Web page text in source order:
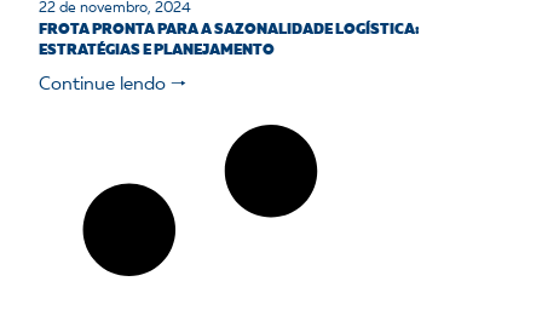
22 de novembro, 2024
FROTA PRONTA PARA A SAZONALIDADE LOGÍSTICA:
ESTRATÉGIAS E PLANEJAMENTO
Continue lendo 🠒